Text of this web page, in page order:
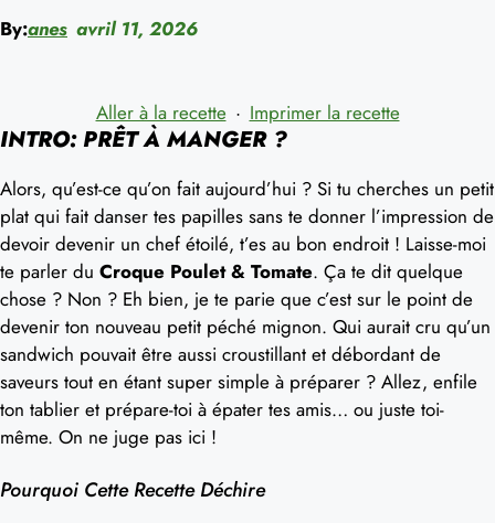
By:anes avril 11, 2026
Aller à la recette · Imprimer la recette
INTRO: PRÊT À MANGER ?
Alors, qu’est-ce qu’on fait aujourd’hui ? Si tu cherches un petit
plat qui fait danser tes papilles sans te donner l’impression de
devoir devenir un chef étoilé, t’es au bon endroit ! Laisse-moi
te parler du Croque Poulet & Tomate. Ça te dit quelque
chose ? Non ? Eh bien, je te parie que c’est sur le point de
devenir ton nouveau petit péché mignon. Qui aurait cru qu’un
sandwich pouvait être aussi croustillant et débordant de
saveurs tout en étant super simple à préparer ? Allez, enfile
ton tablier et prépare-toi à épater tes amis… ou juste toi-
même. On ne juge pas ici !
Pourquoi Cette Recette Déchire